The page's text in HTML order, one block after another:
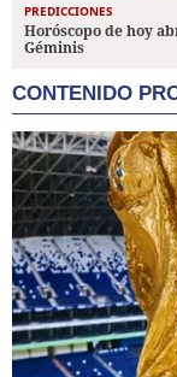
PREDICCIONES
Horóscopo de hoy
Géminis
CONTENIDO